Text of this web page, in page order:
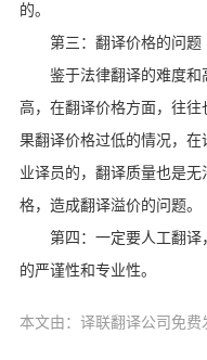
的。
第三：翻译价格的问题
鉴于法律翻译的难度
高，在翻译价格方面，往
果翻译价格过低的情况，
业译员的，翻译质量也是
格，造成翻译溢价的问题。
第四：一定要人工翻
的严谨性和专业性。
本文由：译联翻译公司免费